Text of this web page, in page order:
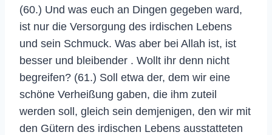
(60.) Und was euch an Dingen gegeben ward,
ist nur die Versorgung des irdischen Lebens
und sein Schmuck. Was aber bei Allah ist, ist
besser und bleibender . Wollt ihr denn nicht
begreifen? (61.) Soll etwa der, dem wir eine
schöne Verheißung gaben, die ihm zuteil
werden soll, gleich sein demjenigen, den wir mit
den Gütern des irdischen Lebens ausstatteten